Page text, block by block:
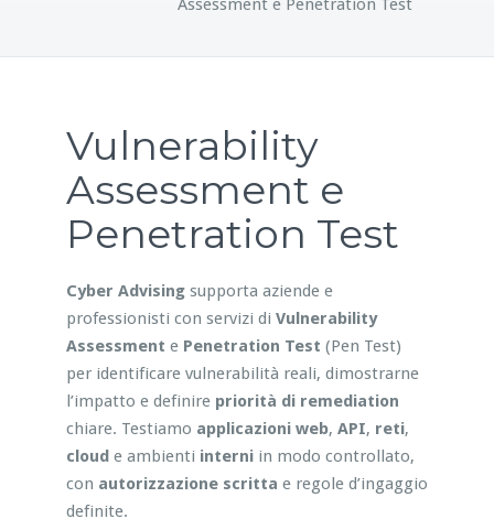
Assessment e Penetration Test
Vulnerability
Assessment e
Penetration Test
Cyber Advisingsupporta aziende e
professionisti con servizi di Vulnerability
Assessment e Penetration Test (Pen Test)
per identificare vulnerabilità reali, dimostrarne
l’impatto e definire priorità di remediation
chiare. Testiamo applicazioni web, API, reti,
cloude ambienti interniin modo controllato,
con autorizzazione scritta e regole d’ingaggio
definite.